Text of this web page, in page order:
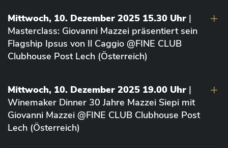
Mittwoch, 10. Dezember 2025 15.30 Uhr |
Masterclass: Giovanni Mazzei präsentiert sein
Flagship Ipsus von Il Caggio @FINE CLUB
Clubhouse Post Lech (Österreich)
Mittwoch, 10. Dezember 2025 19.00 Uhr |
Winemaker Dinner 30 Jahre Mazzei Siepi mit
Giovanni Mazzei @FINE CLUB Clubhouse Post
Lech (Österreich)